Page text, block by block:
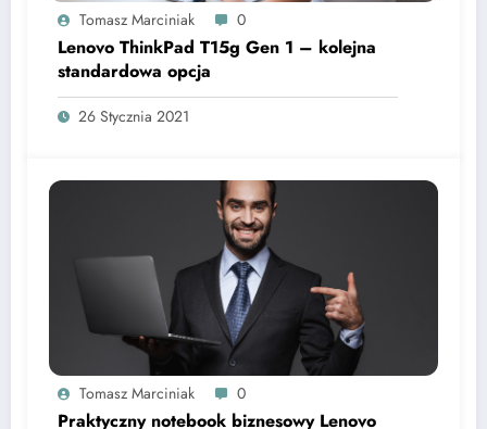
Tomasz Marciniak 0
Lenovo ThinkPad T15g Gen 1 – kolejna
standardowa opcja
26 Stycznia 2021
Tomasz Marciniak 0
Praktyczny notebook biznesowy Lenovo